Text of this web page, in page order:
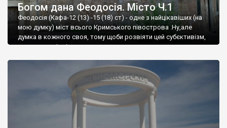
Богом дана Феодосія. Місто Ч.1
Феодосія (Кафа-12 (13) -15 (18) ст) - одне з найцікавіших (на
мою думку) міст всього Кримського півострова .Ну,але
думка в кожного своя, тому щоби розвіяти цей субєктивізм,
запрошую відвідати це